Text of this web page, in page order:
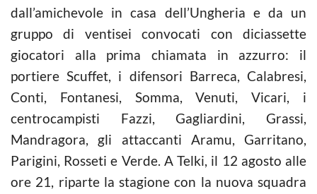
dall’amichevole in casa dell’Ungheria e da un
gruppo di ventisei convocati con diciassette
giocatori alla prima chiamata in azzurro: il
portiere Scuffet, i difensori Barreca, Calabresi,
Conti, Fontanesi, Somma, Venuti, Vicari, i
centrocampisti Fazzi, Gagliardini, Grassi,
Mandragora, gli attaccanti Aramu, Garritano,
Parigini, Rosseti e Verde. A Telki, il 12 agosto alle
ore 21, riparte la stagione con la nuova squadra